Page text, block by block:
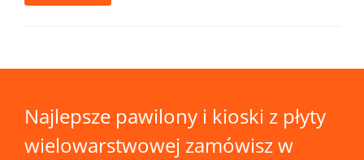
Najlepsze pawilony i kioski z płyty
wielowarstwowej zamówisz w